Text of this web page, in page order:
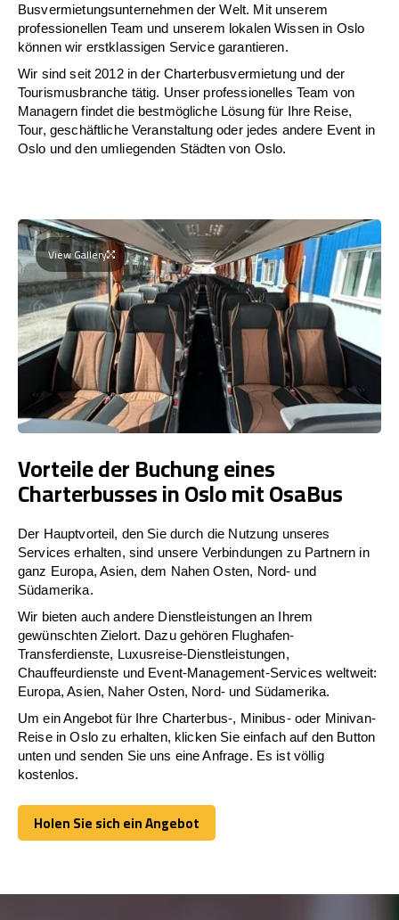
Busvermietungsunternehmen der Welt. Mit unserem
professionellen Team und unserem lokalen Wissen in Oslo
können wir erstklassigen Service garantieren.
Wir sind seit 2012 in der Charterbusvermietung und der
Tourismusbranche tätig. Unser professionelles Team von
Managern findet die bestmögliche Lösung für Ihre Reise,
Tour, geschäftliche Veranstaltung oder jedes andere Event in
Oslo und den umliegenden Städten von Oslo.
View Gallery
Vorteile der Buchung eines
Charterbusses in Oslo mit OsaBus
Der Hauptvorteil, den Sie durch die Nutzung unseres
Services erhalten, sind unsere Verbindungen zu Partnern in
ganz Europa, Asien, dem Nahen Osten, Nord- und
Südamerika.
Wir bieten auch andere Dienstleistungen an Ihrem
gewünschten Zielort. Dazu gehören Flughafen-
Transferdienste, Luxusreise-Dienstleistungen,
Chauffeurdienste und Event-Management-Services weltweit:
Europa, Asien, Naher Osten, Nord- und Südamerika.
Um ein Angebot für Ihre Charterbus-, Minibus- oder Minivan-
Reise in Oslo zu erhalten, klicken Sie einfach auf den Button
unten und senden Sie uns eine Anfrage. Es ist völlig
kostenlos.
Holen Sie sich ein Angebot
Holen Sie sich ein Angebot